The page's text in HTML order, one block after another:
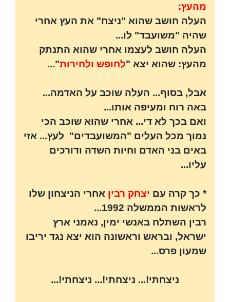
מהעץ:
העלה חושב שהוא "ניצח" את העץ אחרי
שהיה "משועבד" לו...
העלה חושב לעצמו אחרי שהוא התנתק
מהעץ: שהוא יצא "לחופש ולחירות"...
אבל, בסוף... העלה שוכב על האדמה...
באה רוח ומעיפה אותו...
ואם בכך לא די... אחרי שהוא שוכב הכי
נמוך מכל העלים "המשועבדים" לעץ... אזי
באים בני האדם וחיות השדה ודורכים
עליו...
* כך קרה עם יצחק רבין אחרי הניצחון שלו
לראשות הממשלה 1992...
רבין השתלח באנשי ימין, נאמני ארץ
ישראל, ובראש וראשונה הוא יצא נגד יריבו
שמעון פרס...
ניצחתי!... ניצחתי!... ניצחתי!...